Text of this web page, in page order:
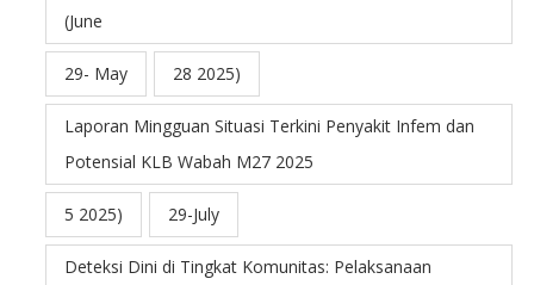
(June
29- May 28 2025)
Laporan Mingguan Situasi Terkini Penyakit Infem dan
Potensial KLB Wabah M27 2025
5 2025) 29-July
Deteksi Dini di Tingkat Komunitas: Pelaksanaan